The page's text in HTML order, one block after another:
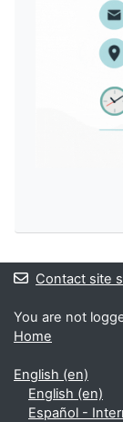
Contact site
You are not
Home
English ‎(en)‎
English ‎(en)‎
Español -